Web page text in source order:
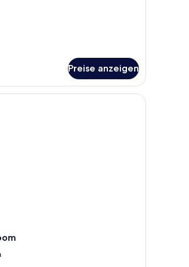
Preise anzeigen
und Blick auf die Stadt.